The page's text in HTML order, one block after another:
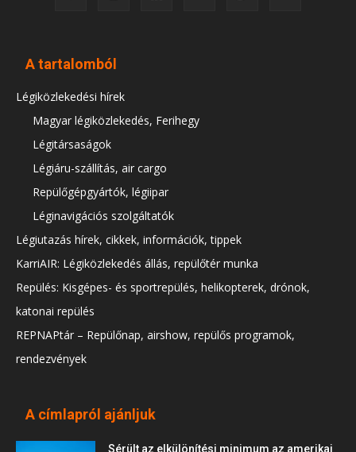
A tartalomból
Légiközlekedési hírek
Magyar légiközlekedés, Ferihegy
Légitársaságok
Légiáru-szállítás, air cargo
Repülőgépgyártók, légiipar
Léginavigációs szolgáltatók
Légiutazás hírek, cikkek, információk, tippek
KarriAIR: Légiközlekedés állás, repülőtér munka
Repülés: Kisgépes- és sportrepülés, helikopterek, drónok,
katonai repülés
REPNAPtár – Repülőnap, airshow, repülős programok,
rendezvények
A címlapról ajánljuk
Sérült az elkülönítési minimum az amerikai